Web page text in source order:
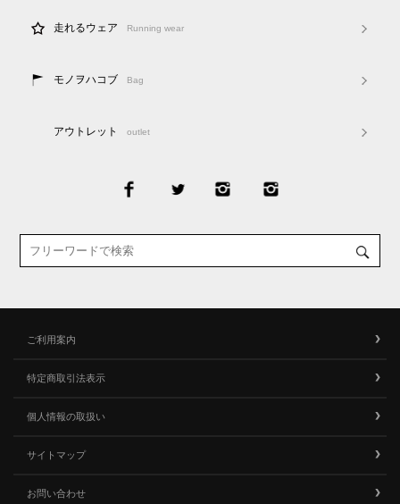
走れるウェア Running wear
モノヲハコブ Bag
アウトレット outlet
ご利用案内
特定商取引法表示
個人情報の取扱い
サイトマップ
お問い合わせ